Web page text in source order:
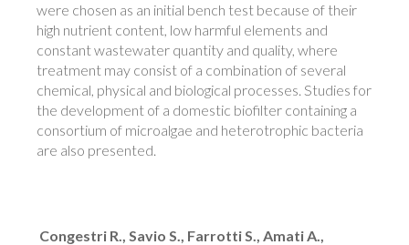
were chosen as an initial bench test because of their
high nutrient content, low harmful elements and
constant wastewater quantity and quality, where
treatment may consist of a combination of several
chemical, physical and biological processes. Studies for
the development of a domestic biofilter containing a
consortium of microalgae and heterotrophic bacteria
are also presented.
Congestri R., Savio S., Farrotti S., Amati A.,